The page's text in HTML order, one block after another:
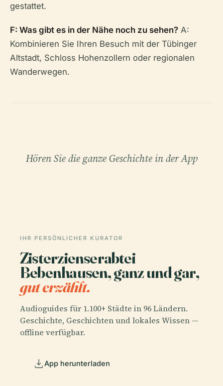
gestattet.
F: Was gibt es in der Nähe noch zu sehen? A:
Kombinieren Sie Ihren Besuch mit der Tübinger
Altstadt, Schloss Hohenzollern oder regionalen
Wanderwegen.
Hören Sie die ganze Geschichte in der App
IHR PERSÖNLICHER KURATOR
Zisterzienserabtei
Bebenhausen, ganz und gar,
gut erzählt.
Audioguides für 1.100+ Städte in 96 Ländern.
Geschichte, Geschichten und lokales Wissen —
offline verfügbar.
App herunterladen